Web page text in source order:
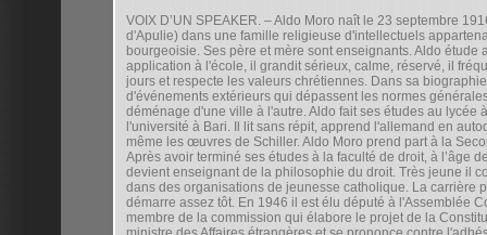
VOIX D’UN SPEAKER. – Aldo Moro naît le 23 septembre
d'Apulie) dans une famille religieuse d'intellectuels
bourgeoisie. Ses père et mère sont enseignants. Aldo étude
application à l'école, il grandit sérieux, calme, réservé, il
jours et respecte les valeurs chrétiennes. Dans sa
d'événements extérieurs qui dépassent les normes
déménage d'une ville à l'autre. Aldo fait ses études au lycée
l'université à Bari. Il lit sans répit, apprend l'allemand en
même les œuvres de Schiller. Aldo Moro prend part à la
Après avoir terminé ses études à la faculté de droit, à l’âge
devient enseignant de la philosophie du droit. Très jeune il
dans des organisations de jeunesse catholique. La carrière
démarre assez tôt. En 1946 il est élu député à l'Assemblée
membre de la commission qui élabore le projet de la